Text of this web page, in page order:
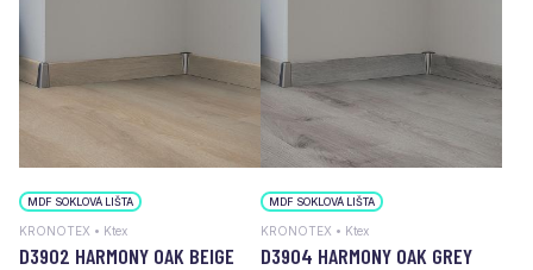
MDF SOKLOVÁ LIŠTA
KRONOTEX • Ktex
D3902 HARMONY OAK BEIGE
MDF SOKLOVÁ LIŠTA
KRONOTEX • Ktex
D3904 HARMONY OAK GREY